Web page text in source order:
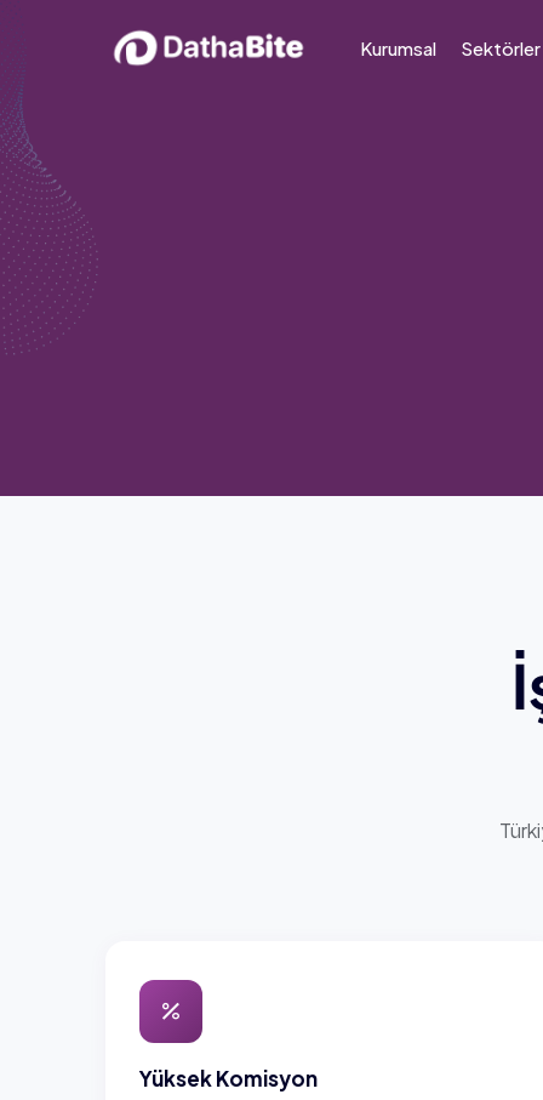
Kurumsal Sektörler
Yüksek Komisyon